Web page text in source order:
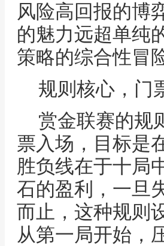
风险高回报的博
的魅力远超单纯
策略的综合性冒
规则核心，门
赏金联赛的规
票入场，目标是
胜负线在于十局
石的盈利，一旦
而止，这种规则
从第一局开始，